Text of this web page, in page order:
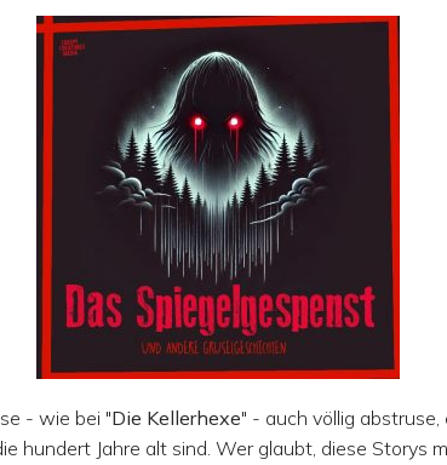
- wie bei "Die Kellerhexe" - auch völlig
hundert Jahre alt sind. Wer glaubt, diese Storys